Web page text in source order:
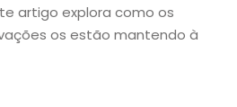
artigo explora como os
os estão mantendo à